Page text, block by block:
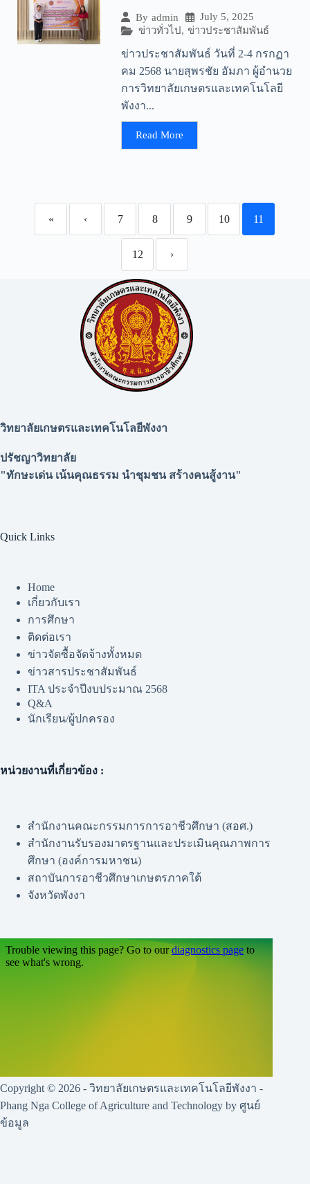
By admin
July 5, 2025
ข่าวทั่วไป , ข่าวประชาสัมพันธ์
ข่าวประชาสัมพันธ์ วันที่ 2-4 กรกฏา
คม 2568 นายสุพรชัย อัมภา ผู้อำนวย
การวิทยาลัยเกษตรและเทคโนโลยี
พังงา...
Read More
« ‹ 7 8 9 10 11
12 ›
วิทยาลัยเกษตรและเทคโนโลยีพังงา
ปรัชญาวิทยาลัย
"ทักษะเด่น เน้นคุณธรรม นำชุมชน สร้างคนสู้งาน"
Quick Links
Home
เกี่ยวกับเรา
การศึกษา
ติดต่อเรา
ข่าวจัดซื้อจัดจ้างทั้งหมด
ข่าวสารประชาสัมพันธ์
ITA ประจำปีงบประมาณ 2568
Q&A
นักเรียน/ผู้ปกครอง
หน่วยงานที่เกี่ยวข้อง :
สำนักงานคณะกรรมการการอาชีวศึกษา (สอศ.)
สำนักงานรับรองมาตรฐานและประเมินคุณภาพการ
ศึกษา (องค์การมหาชน)
สถาบันการอาชีวศึกษาเกษตรภาคใต้
จังหวัดพังงา
Copyright © 2026 - วิทยาลัยเกษตรและเทคโนโลยีพังงา -
Phang Nga College of Agriculture and Technology by ศูนย์
ข้อมูล